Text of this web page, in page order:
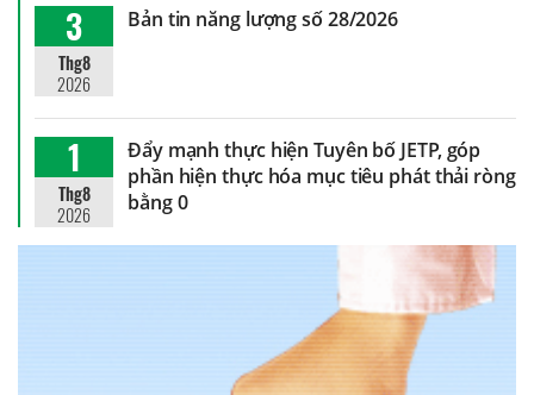
3
Thg8
2026
Bản tin năng lượng số 28/2026
1
Thg8
2026
Đẩy mạnh thực hiện Tuyên bố JETP, góp
phần hiện thực hóa mục tiêu phát thải ròng
bằng 0